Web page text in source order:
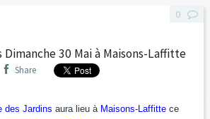
30 Mai à Maisons-Laffitte
Share
des Jardins aura lieu à Maisons-Laffittece
0